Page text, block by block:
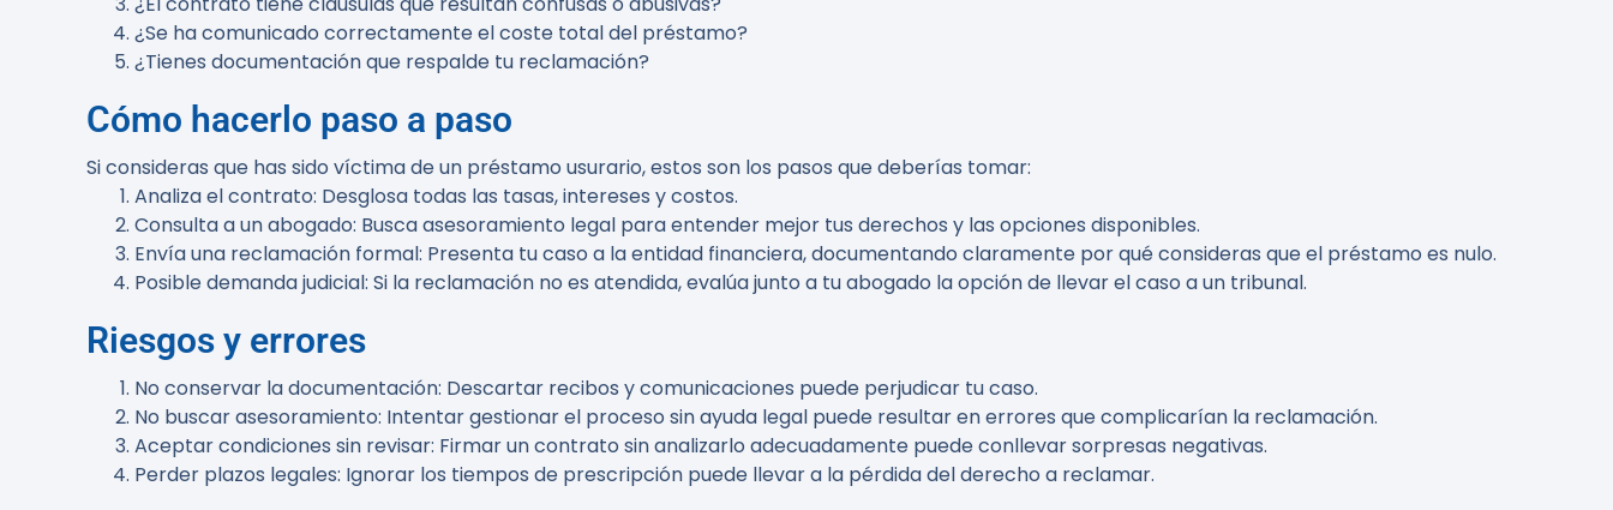
¿Se ha comunicado correctamente el coste total del préstamo?
¿Tienes documentación que respalde tu reclamación?
Cómo hacerlo paso a paso
Si consideras que has sido víctima de un préstamo usurario, estos son los pasos que deberías tomar:
Analiza el contrato: Desglosa todas las tasas, intereses y costos.
Consulta a un abogado: Busca asesoramiento legal para entender mejor tus derechos y las opciones disponibles.
Envía una reclamación formal: Presenta tu caso a la entidad financiera, documentando claramente por qué consideras que el préstamo es nulo.
Posible demanda judicial: Si la reclamación no es atendida, evalúa junto a tu abogado la opción de llevar el caso a un tribunal.
Riesgos y errores
No conservar la documentación: Descartar recibos y comunicaciones puede perjudicar tu caso.
No buscar asesoramiento: Intentar gestionar el proceso sin ayuda legal puede resultar en errores que complicarían la reclamación.
Aceptar condiciones sin revisar: Firmar un contrato sin analizarlo adecuadamente puede conllevar sorpresas negativas.
Perder plazos legales: Ignorar los tiempos de prescripción puede llevar a la pérdida del derecho a reclamar.